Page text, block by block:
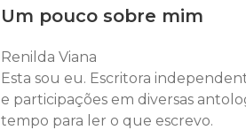
Um pouco sobre mim
Renilda Viana
Esta sou eu. Escritora
e participações em diversas
tempo para ler o que escrevo.